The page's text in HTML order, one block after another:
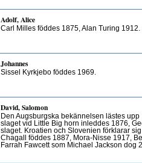
Adolf, Alice
Carl Milles föddes 1875, Alan Turing
Johannes
Sissel Kyrkjebo föddes 1969.
David, Salomon
Den Augsburgska bekännelsen lästes
slaget vid Little Big horn inleddes 1876,
slaget. Kroatien och Slovenien förklarar
Chagall föddes 1887, Mora-Nisse 1917,
Farrah Fawcett som Michael Jackson dog